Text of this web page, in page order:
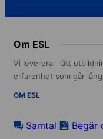
Om ESL
Vi levererar rätt
erfarenhet som går
OM ESL
Samtal Begär